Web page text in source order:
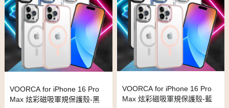
VOORCA for iPhone 16 Pro
Max 炫彩磁吸軍規保護殼-黑
VOORCA for iPhone 16 Pro
Max 炫彩磁吸軍規保護殼-藍